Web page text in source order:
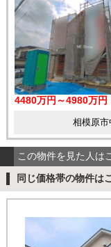
4480万円～4980万円
相模原
この物件を見た人は
同じ価格帯の物件は